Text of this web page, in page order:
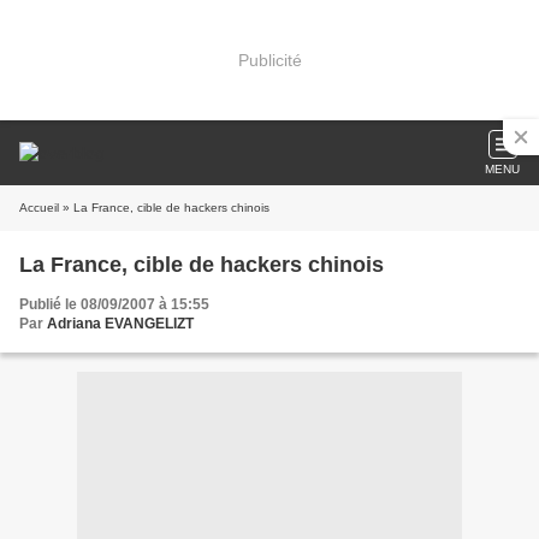
Publicité
MENU
Accueil » La France, cible de hackers chinois
La France, cible de hackers chinois
Publié le 08/09/2007 à 15:55
Par Adriana EVANGELIZT